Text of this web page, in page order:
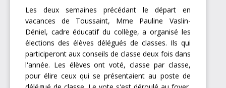
Les deux semaines précédant le départ en
vacances de Toussaint, Mme Pauline Vaslin-
Déniel, cadre éducatif du collège, a organisé les
élections des élèves délégués de classes. Ils qui
participeront aux conseils de classe deux fois dans
l'année. Les élèves ont voté, classe par classe,
pour élire ceux qui se présentaient au poste de